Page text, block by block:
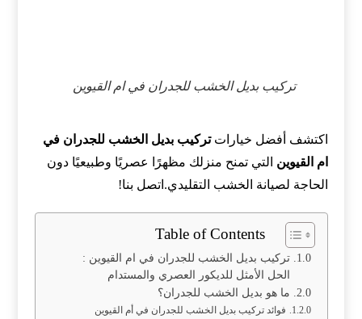
تركيب بديل الخشب للجدران في ام القيوين
اكتشف أفضل خياراتتركيب بديل الخشب للجدران في
ام القيوين التي تمنح منزلك مظهرًا عصريًا وطبيعيًا دون
الحاجة لصيانة الخشب التقليدي.اتصل بنا!
Table of Contents
تركيب بديل الخشب للجدران في ام القيوين :
الحل الأمثل للديكور العصري والمستدام
ما هو بديل الخشب للجدران؟
فوائد تركيب بديل الخشب للجدران في أم القيوين